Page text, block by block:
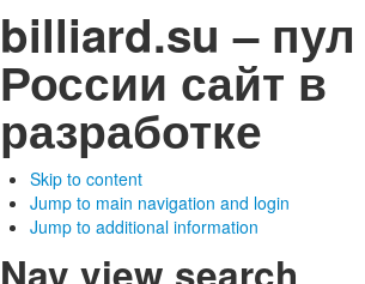
billiard.su –
России сайт в
разработке
Skip to content
Jump to main navigation and login
Jump to additional information